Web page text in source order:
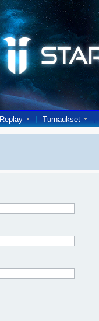
Replay Turnaukset